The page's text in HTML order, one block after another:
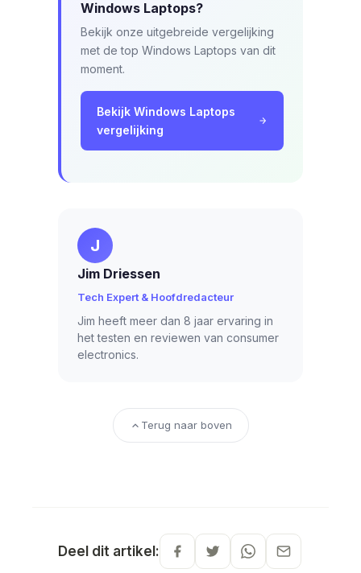
Windows Laptops?
Bekijk onze uitgebreide vergelijking
met de top Windows Laptops van dit
moment.
Bekijk Windows Laptops
vergelijking
J
Jim Driessen
Tech Expert & Hoofdredacteur
Jim heeft meer dan 8 jaar ervaring in
het testen en reviewen van consumer
electronics.
Terug naar boven
Deel dit artikel: